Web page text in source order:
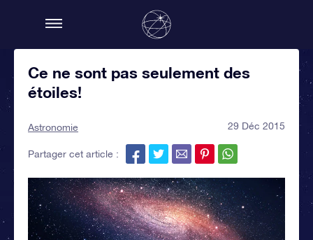
Ce ne sont pas seulement des
étoiles!
Astronomie 29 Déc 2015
Partager cet article :